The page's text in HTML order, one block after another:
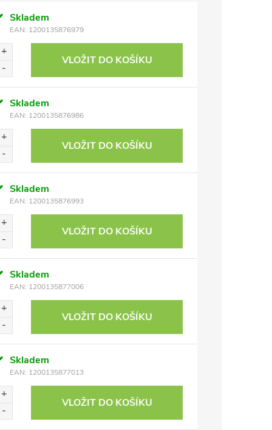
Skladem
EAN: 1200135876979
VLOŽIT DO KOŠÍKU
Skladem
EAN: 1200135876986
VLOŽIT DO KOŠÍKU
Skladem
EAN: 1200135876993
VLOŽIT DO KOŠÍKU
Skladem
EAN: 1200135877006
VLOŽIT DO KOŠÍKU
Skladem
EAN: 1200135877013
VLOŽIT DO KOŠÍKU